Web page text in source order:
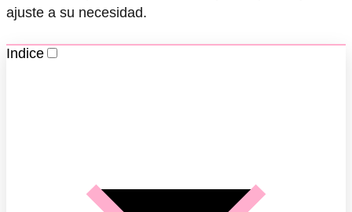
ajuste a su necesidad.
Indice